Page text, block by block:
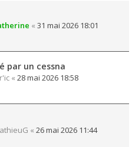
« 31 mai 2026 18:01
par un cessna
« 28 mai 2026 18:58
« 26 mai 2026 11:44